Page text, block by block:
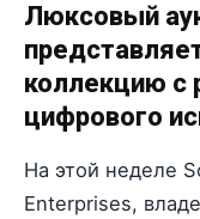
Люксовый
коллекцию с
цифрового
На этой неделе
Enterprises,